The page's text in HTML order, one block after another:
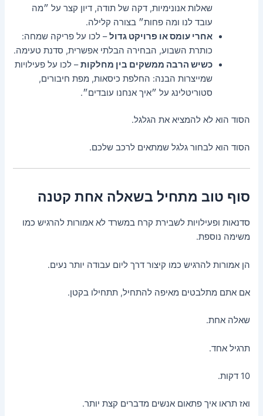
שאלות אנונימיות, דקה של תודה, דיון קצר על ״מה
עובד לנו ומה פחות״ בצורה קלילה.
אחרי עומס או פרויקט גדול– לכו על פריקה שמחה:
כותרת השבוע, הבחירה הבלתי אפשרית, סדנת טעימה.
כשיש הרבה ממשקים בין מחלקות– לכו על פעילויות
שמייצרות הבנה: החלפת כיסאות, מפת חיבורים,
סטוריטלינג על ״איך אנחנו עובדים״.
הסוד הוא לא להמציא את הגלגל.
הסוד הוא לבחור גלגל שמתאים לרכב שלכם.
סוף טוב מתחיל בשאלה אחת קטנה
סדנאות ופעילויות לשבירת קרח במשרד לא אמורות להרגיש כמו
משימה נוספת.
הן אמורות להרגיש כמו קיצור דרך ליום עבודה יותר נעים.
אם אתם מתלבטים מאיפה להתחיל, תתחילו בקטן.
שאלה אחת.
תרגיל אחד.
10 דקות.
ואז תראו איך פתאום אנשים מדברים קצת יותר.